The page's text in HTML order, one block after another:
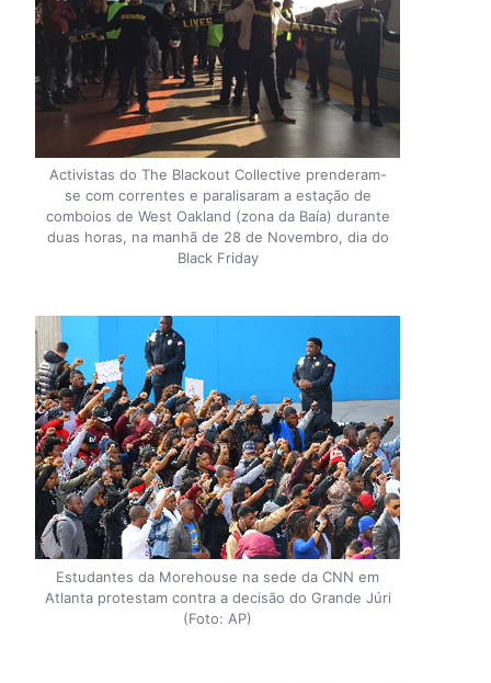
Activistas do The Blackout Collective prenderam-
se com correntes e paralisaram a estação de
comboios de West Oakland (zona da Baía) durante
duas horas, na manhã de 28 de Novembro, dia do
Black Friday
Estudantes da Morehouse na sede da CNN em
Atlanta protestam contra a decisão do Grande Júri
(Foto: AP)